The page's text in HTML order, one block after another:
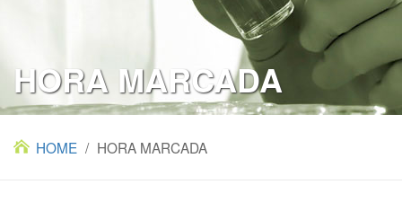
HORA MARCADA
HOME / HORA MARCADA